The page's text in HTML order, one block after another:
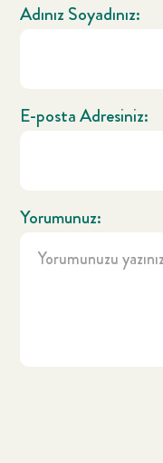
Adınız Soyadınız:
E-posta Adresiniz:
Yorumunuz: